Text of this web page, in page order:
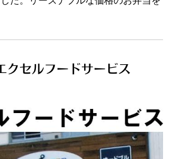
クセルフードサービス